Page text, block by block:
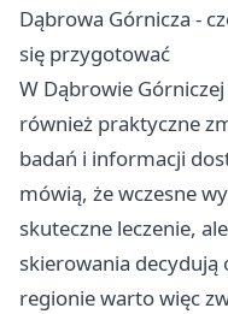
Dąbrowa Górnicza -
się przygotować
W Dąbrowie
również praktyczne
badań i informacji
mówią, że wczesne
skuteczne leczenie,
skierowania decydują
regionie warto więc